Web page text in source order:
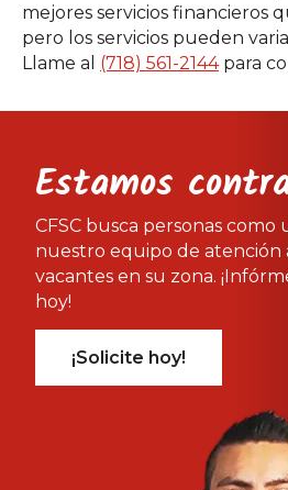
mejores servicios financieros
pero los servicios pueden
Llame al (718) 561-2144para
Estamos
CFSC busca personas como
nuestro equipo de atención
vacantes en su zona.
hoy!
¡Solicite hoy!